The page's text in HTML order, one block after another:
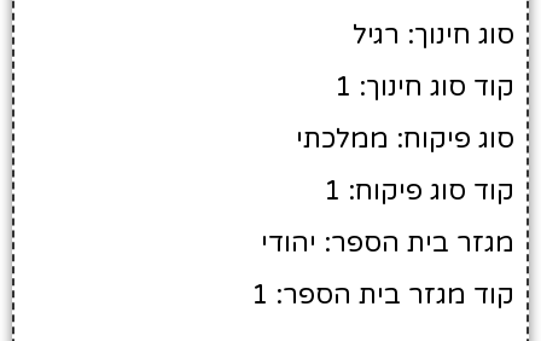
סוג חינוך: רגיל
קוד סוג חינוך: 1
סוג פיקוח: ממלכתי
קוד סוג פיקוח: 1
מגזר בית הספר: יהודי
קוד מגזר בית הספר: 1